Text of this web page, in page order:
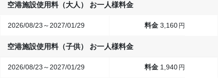
空港施設使用料（大人） お一人様料金
2026/08/23～2027/01/29 3,160 円
空港施設使用料（子供） お一人様料金
2026/08/23～2027/01/29 1,940 円